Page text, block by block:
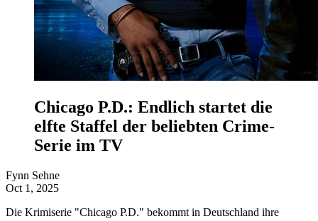
Chicago P.D.: Endlich startet die
elfte Staffel der beliebten Crime-
Serie im TV
Fynn Sehne
Oct 1, 2025
Die Krimiserie "Chicago P.D." bekommt in Deutschland ihre